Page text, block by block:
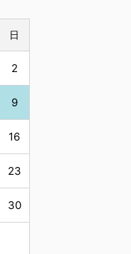
日
2
9
16
23
30